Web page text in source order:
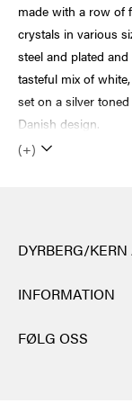
made with a row of
crystals in various
steel and plated
tasteful mix of
set on a silver
Danish design.
(+)
DYRBERG/
DYRBERG/
ulike prosesser: fra
halvedelsteiner og
INFORMATION
FØLG OSS